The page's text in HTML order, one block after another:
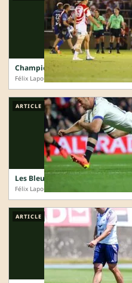
Championnat des Nations : le
Félix Lapoussière · 5 Juil 2026
ARTICLE
Les Bleus tombent avec les
Félix Lapoussière · 4 Juil 2026
ARTICLE